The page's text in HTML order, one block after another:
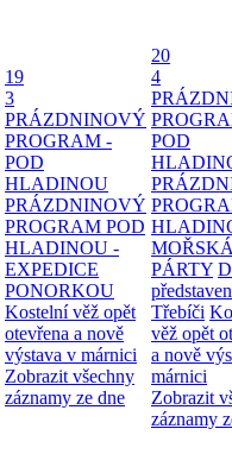
19
3
PRÁZDNINOVÝ
PROGRAM -
POD
HLADINOU
PRÁZDNINOVÝ
PROGRAM POD
HLADINOU -
EXPEDICE
PONORKOU
Kostelní věž opět
otevřena a nově
výstava v márnici
Zobrazit všechny
záznamy ze dne
20
4
POD
PÁRTY
Třebíči
věž opět
a nově
márnici
Zobrazit
záznamy